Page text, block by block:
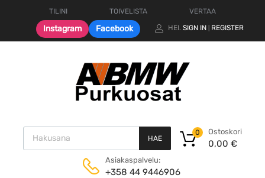
TILINI TOIVELISTA VERTAA
Instagram Facebook HEI. SIGN IN REGISTER
Products search
HAE
Ostoskori
0,00 €
0
Asiakaspalvelu:
+358 44 9446906